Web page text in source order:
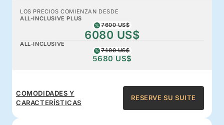
LOS PRECIOS COMIENZAN DESDE
ALL-INCLUSIVE PLUS
7600 US$
6080 US$
ALL-INCLUSIVE
7100 US$
5680 US$
COMODIDADES Y
CARACTERÍSTICAS
RESERVE SU SUITE